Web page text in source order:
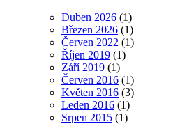
Duben 2026 (1)
Březen 2026 (1)
Červen 2022 (1)
Říjen 2019 (1)
Září 2019 (1)
Červen 2016 (1)
Květen 2016 (3)
Leden 2016 (1)
Srpen 2015 (1)